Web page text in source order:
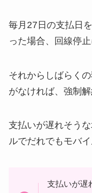
毎月27日の支払日
った場合、回線停止
それからしばらく
がなければ、強制解
支払いが遅れそう
ルでだれでもモバ
支払いが遅